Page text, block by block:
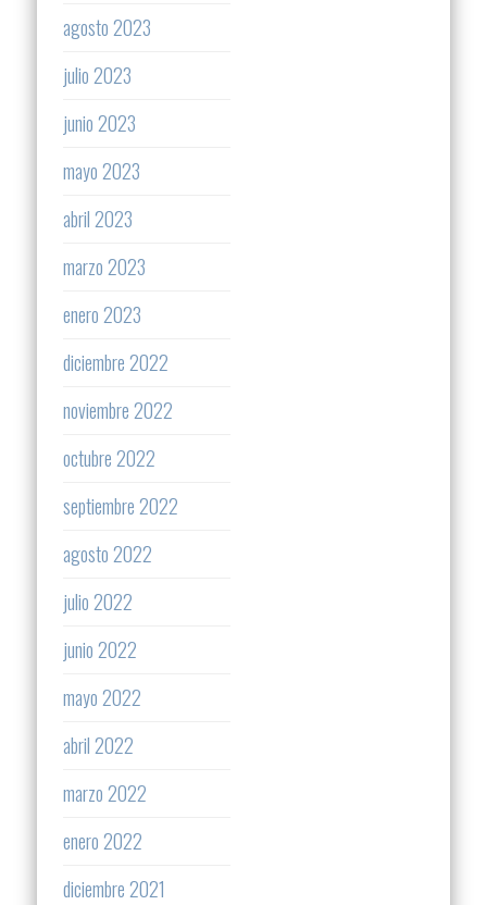
agosto 2023
julio 2023
junio 2023
mayo 2023
abril 2023
marzo 2023
enero 2023
diciembre 2022
noviembre 2022
octubre 2022
septiembre 2022
agosto 2022
julio 2022
junio 2022
mayo 2022
abril 2022
marzo 2022
enero 2022
diciembre 2021